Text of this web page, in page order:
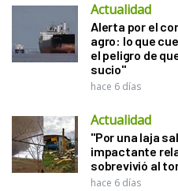
Actualidad
Alerta por el
agro: lo que
el peligro de
sucio"
hace 6 días
Actualidad
"Por una laja
impactante
sobrevivió al
hace 6 días